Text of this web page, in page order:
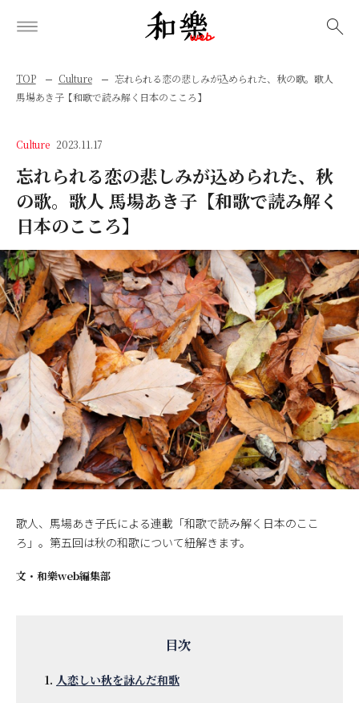
TOP Culture
忘れられる恋の悲しみが込められた、秋の歌。歌人
馬場あき子【和歌で読み解く日本のこころ】
Culture 2023.11.17
忘れられる恋の悲しみが込められた、秋
の歌。歌人 馬場あき子【和歌で読み解く
日本のこころ】
歌人、馬場あき子氏による連載「和歌で読み解く日本のここ
ろ」。第五回は秋の和歌について紐解きます。
文・ 和樂web編集部
人恋しい秋を詠んだ和歌